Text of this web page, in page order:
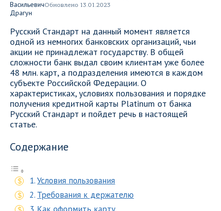
Обновлено 13.01.2023
Русский Стандарт на данный момент является
одной из немногих банковских организаций, чьи
акции не принадлежат государству. В общей
сложности банк выдал своим клиентам уже более
48 млн. карт, а подразделения имеются в каждом
субъекте Российской Федерации. О
характеристиках, условиях пользования и порядке
получения кредитной карты Platinum от банка
Русский Стандарт и пойдет речь в настоящей
статье.
Содержание
Условия пользования
Требования к держателю